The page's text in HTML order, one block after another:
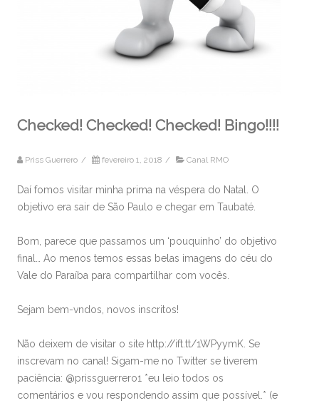
Checked! Checked! Checked! Bingo!!!!
Priss Guerrero / fevereiro 1, 2018 / Canal RMO
Daí fomos visitar minha prima na véspera do Natal. O
objetivo era sair de São Paulo e chegar em Taubaté.
Bom, parece que passamos um ‘pouquinho’ do objetivo
final… Ao menos temos essas belas imagens do céu do
Vale do Paraíba para compartilhar com vocês.
Sejam bem-vndos, novos inscritos!
Não deixem de visitar o site http://ift.tt/1WPyymK. Se
inscrevam no canal! Sigam-me no Twitter se tiverem
paciência: @prissguerrero1 *eu leio todos os
comentários e vou respondendo assim que possível.* (e